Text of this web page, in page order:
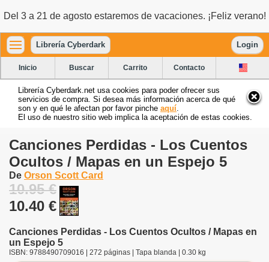
Del 3 a 21 de agosto estaremos de vacaciones. ¡Feliz verano!
Librería Cyberdark Login
Inicio Buscar Carrito Contacto
Librería Cyberdark.net usa cookies para poder ofrecer sus
servicios de compra. Si desea más información acerca de qué
son y en qué le afectan por favor pinche aquí
El uso de nuestro sitio web implica la aceptación de estas cookies.
Canciones Perdidas - Los Cuentos
Ocultos / Mapas en un Espejo 5
De Orson Scott Card
10.95 €
10.40 €
Canciones Perdidas - Los Cuentos Ocultos / Mapas en
un Espejo 5
ISBN: 9788490709016 | 272 páginas | Tapa blanda | 0.30 kg